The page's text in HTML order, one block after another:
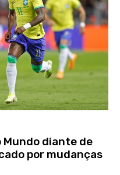
Mundo diante de
por mudanças